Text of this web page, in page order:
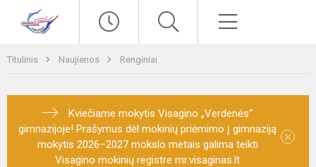
Titulinis Naujienos Renginiai
Kviečiame mokytis Visagino „Verdenės“
gimnazijoje! Prašymus dėl mokinių priėmimo į gimnaziją
mokytis 2026–2027 mokslo metais galima teikti
Visagino mokinių registre mr.visaginas.lt
×